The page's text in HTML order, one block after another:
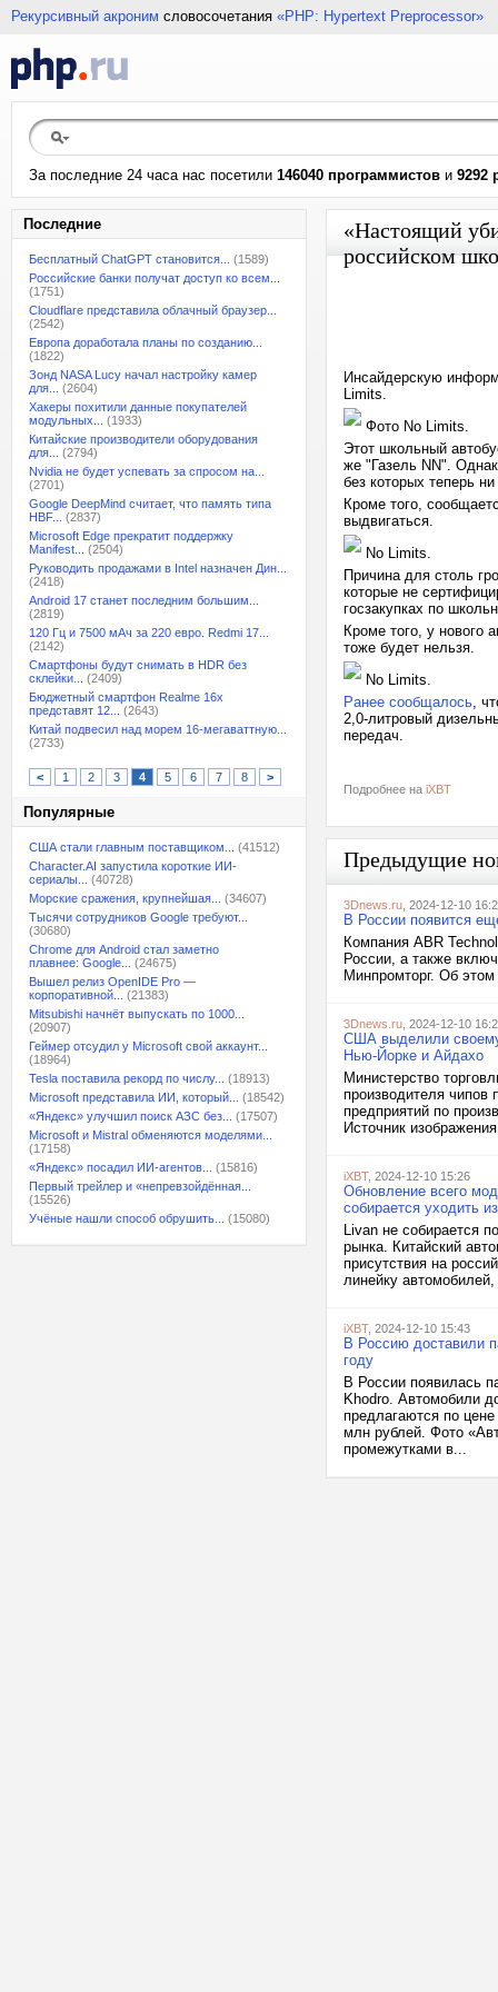
Рекурсивный акроним словосочетания «PHP: Hypertext Preprocessor»
За последние 24 часа нас посетили 146040 программистов и 9292
Последние
Бесплатный ChatGPT становится...
(1589)
Российские банки получат доступ ко всем...
(1751)
Cloudflare представила облачный браузер...
(2542)
Европа доработала планы по созданию...
(1822)
Зонд NASA Lucy начал настройку камер
для...
(2604)
Хакеры похитили данные покупателей
модульных...
(1933)
Китайские производители оборудования
для...
(2794)
Nvidia не будет успевать за спросом на...
(2701)
Google DeepMind считает, что память типа
HBF...
(2837)
Microsoft Edge прекратит поддержку
Manifest...
(2504)
Руководить продажами в Intel назначен Дин...
(2418)
Android 17 станет последним большим...
(2819)
120 Гц и 7500 мАч за 220 евро. Redmi 17...
(2142)
Смартфоны будут снимать в HDR без
склейки...
(2409)
Бюджетный смартфон Realme 16x
представят 12...
(2643)
Китай подвесил над морем 16-мегаваттную...
(2733)
< 1 2 3 4 5 6 7 8 >
Популярные
США стали главным поставщиком...
(41512)
Character.AI запустила короткие ИИ-
сериалы...
(40728)
Морские сражения, крупнейшая...
(34607)
Тысячи сотрудников Google требуют...
(30680)
Chrome для Android стал заметно
плавнее: Google...
(24675)
Вышел релиз OpenIDE Pro —
корпоративной...
(21383)
Mitsubishi начнёт выпускать по 1000...
(20907)
Геймер отсудил у Microsoft свой аккаунт...
(18964)
Tesla поставила рекорд по числу...
(18913)
Microsoft представила ИИ, который...
(18542)
«Яндекс» улучшил поиск АЗС без...
(17507)
Microsoft и Mistral обменяются моделями...
(17158)
«Яндекс» посадил ИИ-агентов...
(15816)
Первый трейлер и «непревзойдённая...
(15526)
Учёные нашли способ обрушить...
(15080)
«Настоящий
российском
Инсайдерскую
Limits.
Фото No Limits.
Этот школьный
же "Газель NN".
без которых теперь
Кроме того,
выдвигаться.
No Limits.
Причина для столь
которые не
госзакупках по
Кроме того, у нового
тоже будет нельзя.
No Limits.
Ранее сообщалось,
2,0-литровый
передач.
Подробнее на iXBT
Предыдущие
3Dnews.ru , 2024-12-10
В России появится
Компания ABR
России, а также
Минпромторг. Об
3Dnews.ru , 2024-12-10
США выделили
Нью-Йорке и Айдахо
Министерство
производителя чипов
предприятий по
Источник
iXBT, 2024-12-10 15:26
Обновление всего
собирается уходить
Livan не собирается
рынка. Китайский
присутствия на
линейку
iXBT, 2024-12-10 15:43
В Россию доставили
году
В России появилась
Khodro. Автомобили
предлагаются по
млн рублей. Фото
промежутками в...